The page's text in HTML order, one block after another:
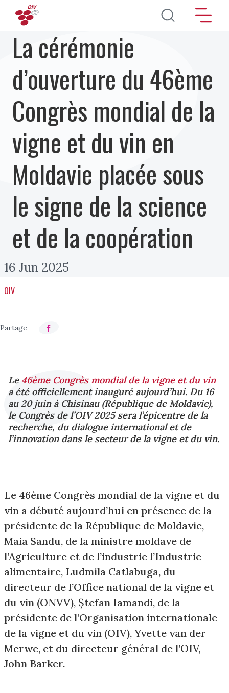
Aller au contenu principal
La cérémonie
d’ouverture du 46ème
Congrès mondial de la
vigne et du vin en
Moldavie placée sous
le signe de la science
et de la coopération
16 Jun 2025
OIV
Le 46ème Congrès mondial de la vigne et du vin
a été officiellement inauguré aujourd’hui. Du 16
au 20 juin à Chisinau (République de Moldavie),
le Congrès de l’OIV 2025 sera l’épicentre de la
recherche, du dialogue international et de
l’innovation dans le secteur de la vigne et du vin.
Le 46ème Congrès mondial de la vigne et du
vin a débuté aujourd’hui en présence de la
présidente de la République de Moldavie,
Maia Sandu, de la ministre moldave de
l’Agriculture et de l’industrie l’Industrie
alimentaire, Ludmila Catlabuga, du
directeur de l’Office national de la vigne et
du vin (ONVV), Ștefan Iamandi, de la
présidente de l’Organisation internationale
de la vigne et du vin (OIV), Yvette van der
Merwe, et du directeur général de l’OIV,
John Barker.